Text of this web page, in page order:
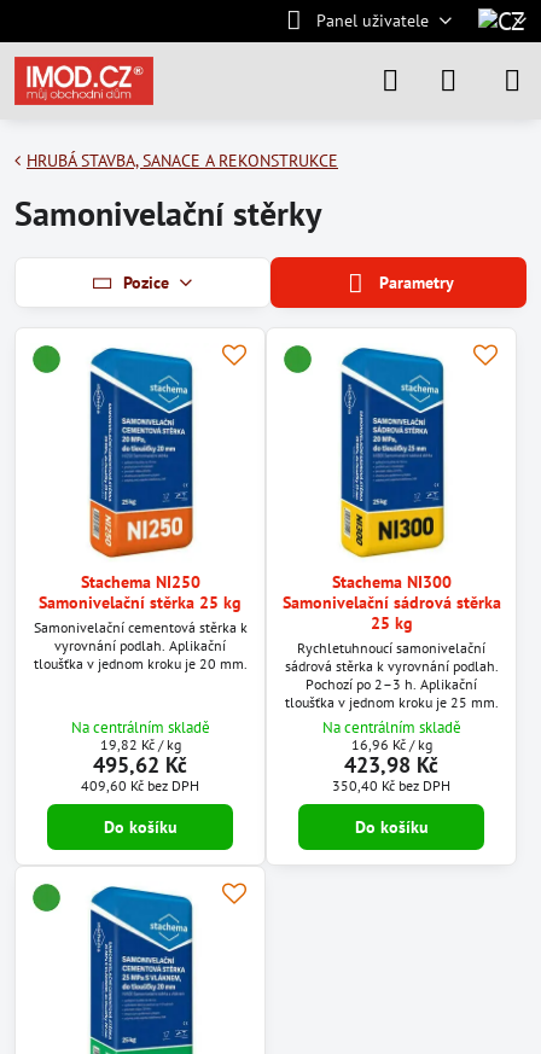
Panel uživatele
HRUBÁ STAVBA, SANACE A REKONSTRUKCE
Samonivelační stěrky
Pozice Parametry
Stachema NI250
Samonivelační stěrka 25 kg
Samonivelační cementová stěrka k
vyrovnání podlah. Aplikační
tloušťka v jednom kroku je 20 mm.
Na centrálním skladě
495,62 Kč
409,60 Kč bez DPH
19,82 Kč / kg
Do košíku
Stachema NI300
Samonivelační sádrová stěrka
25 kg
Rychletuhnoucí samonivelační
sádrová stěrka k vyrovnání podlah.
Pochozí po 2–3 h. Aplikační
tloušťka v jednom kroku je 25 mm.
Na centrálním skladě
423,98 Kč
350,40 Kč bez DPH
16,96 Kč / kg
Do košíku